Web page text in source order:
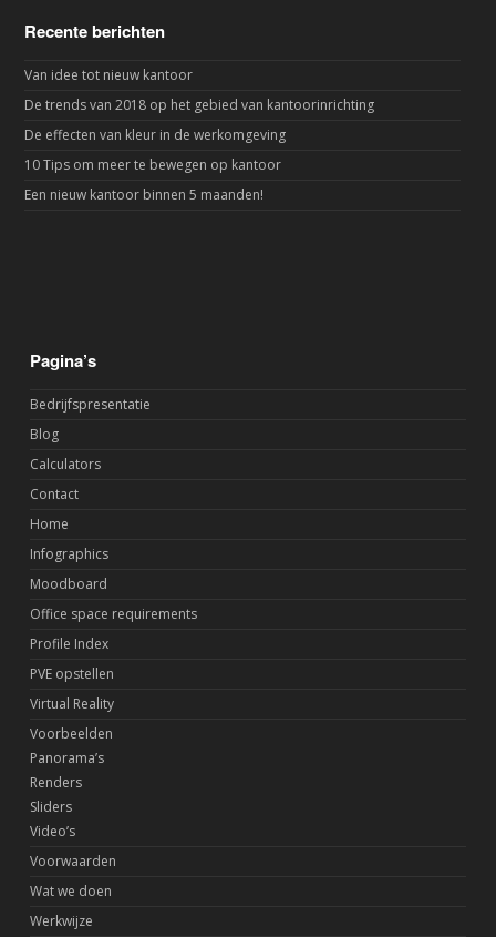
Recente berichten
Van idee tot nieuw kantoor
De trends van 2018 op het gebied van kantoorinrichting
De effecten van kleur in de werkomgeving
10 Tips om meer te bewegen op kantoor
Een nieuw kantoor binnen 5 maanden!
Pagina’s
Bedrijfspresentatie
Blog
Calculators
Contact
Home
Infographics
Moodboard
Office space requirements
Profile Index
PVE opstellen
Virtual Reality
Voorbeelden
Panorama’s
Renders
Sliders
Video’s
Voorwaarden
Wat we doen
Werkwijze